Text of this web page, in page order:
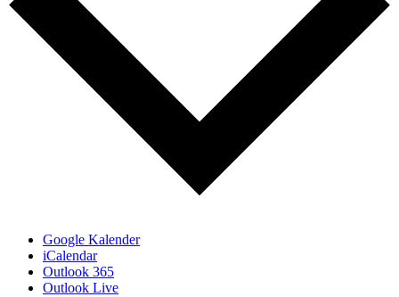
Google Kalender
iCalendar
Outlook 365
Outlook Live